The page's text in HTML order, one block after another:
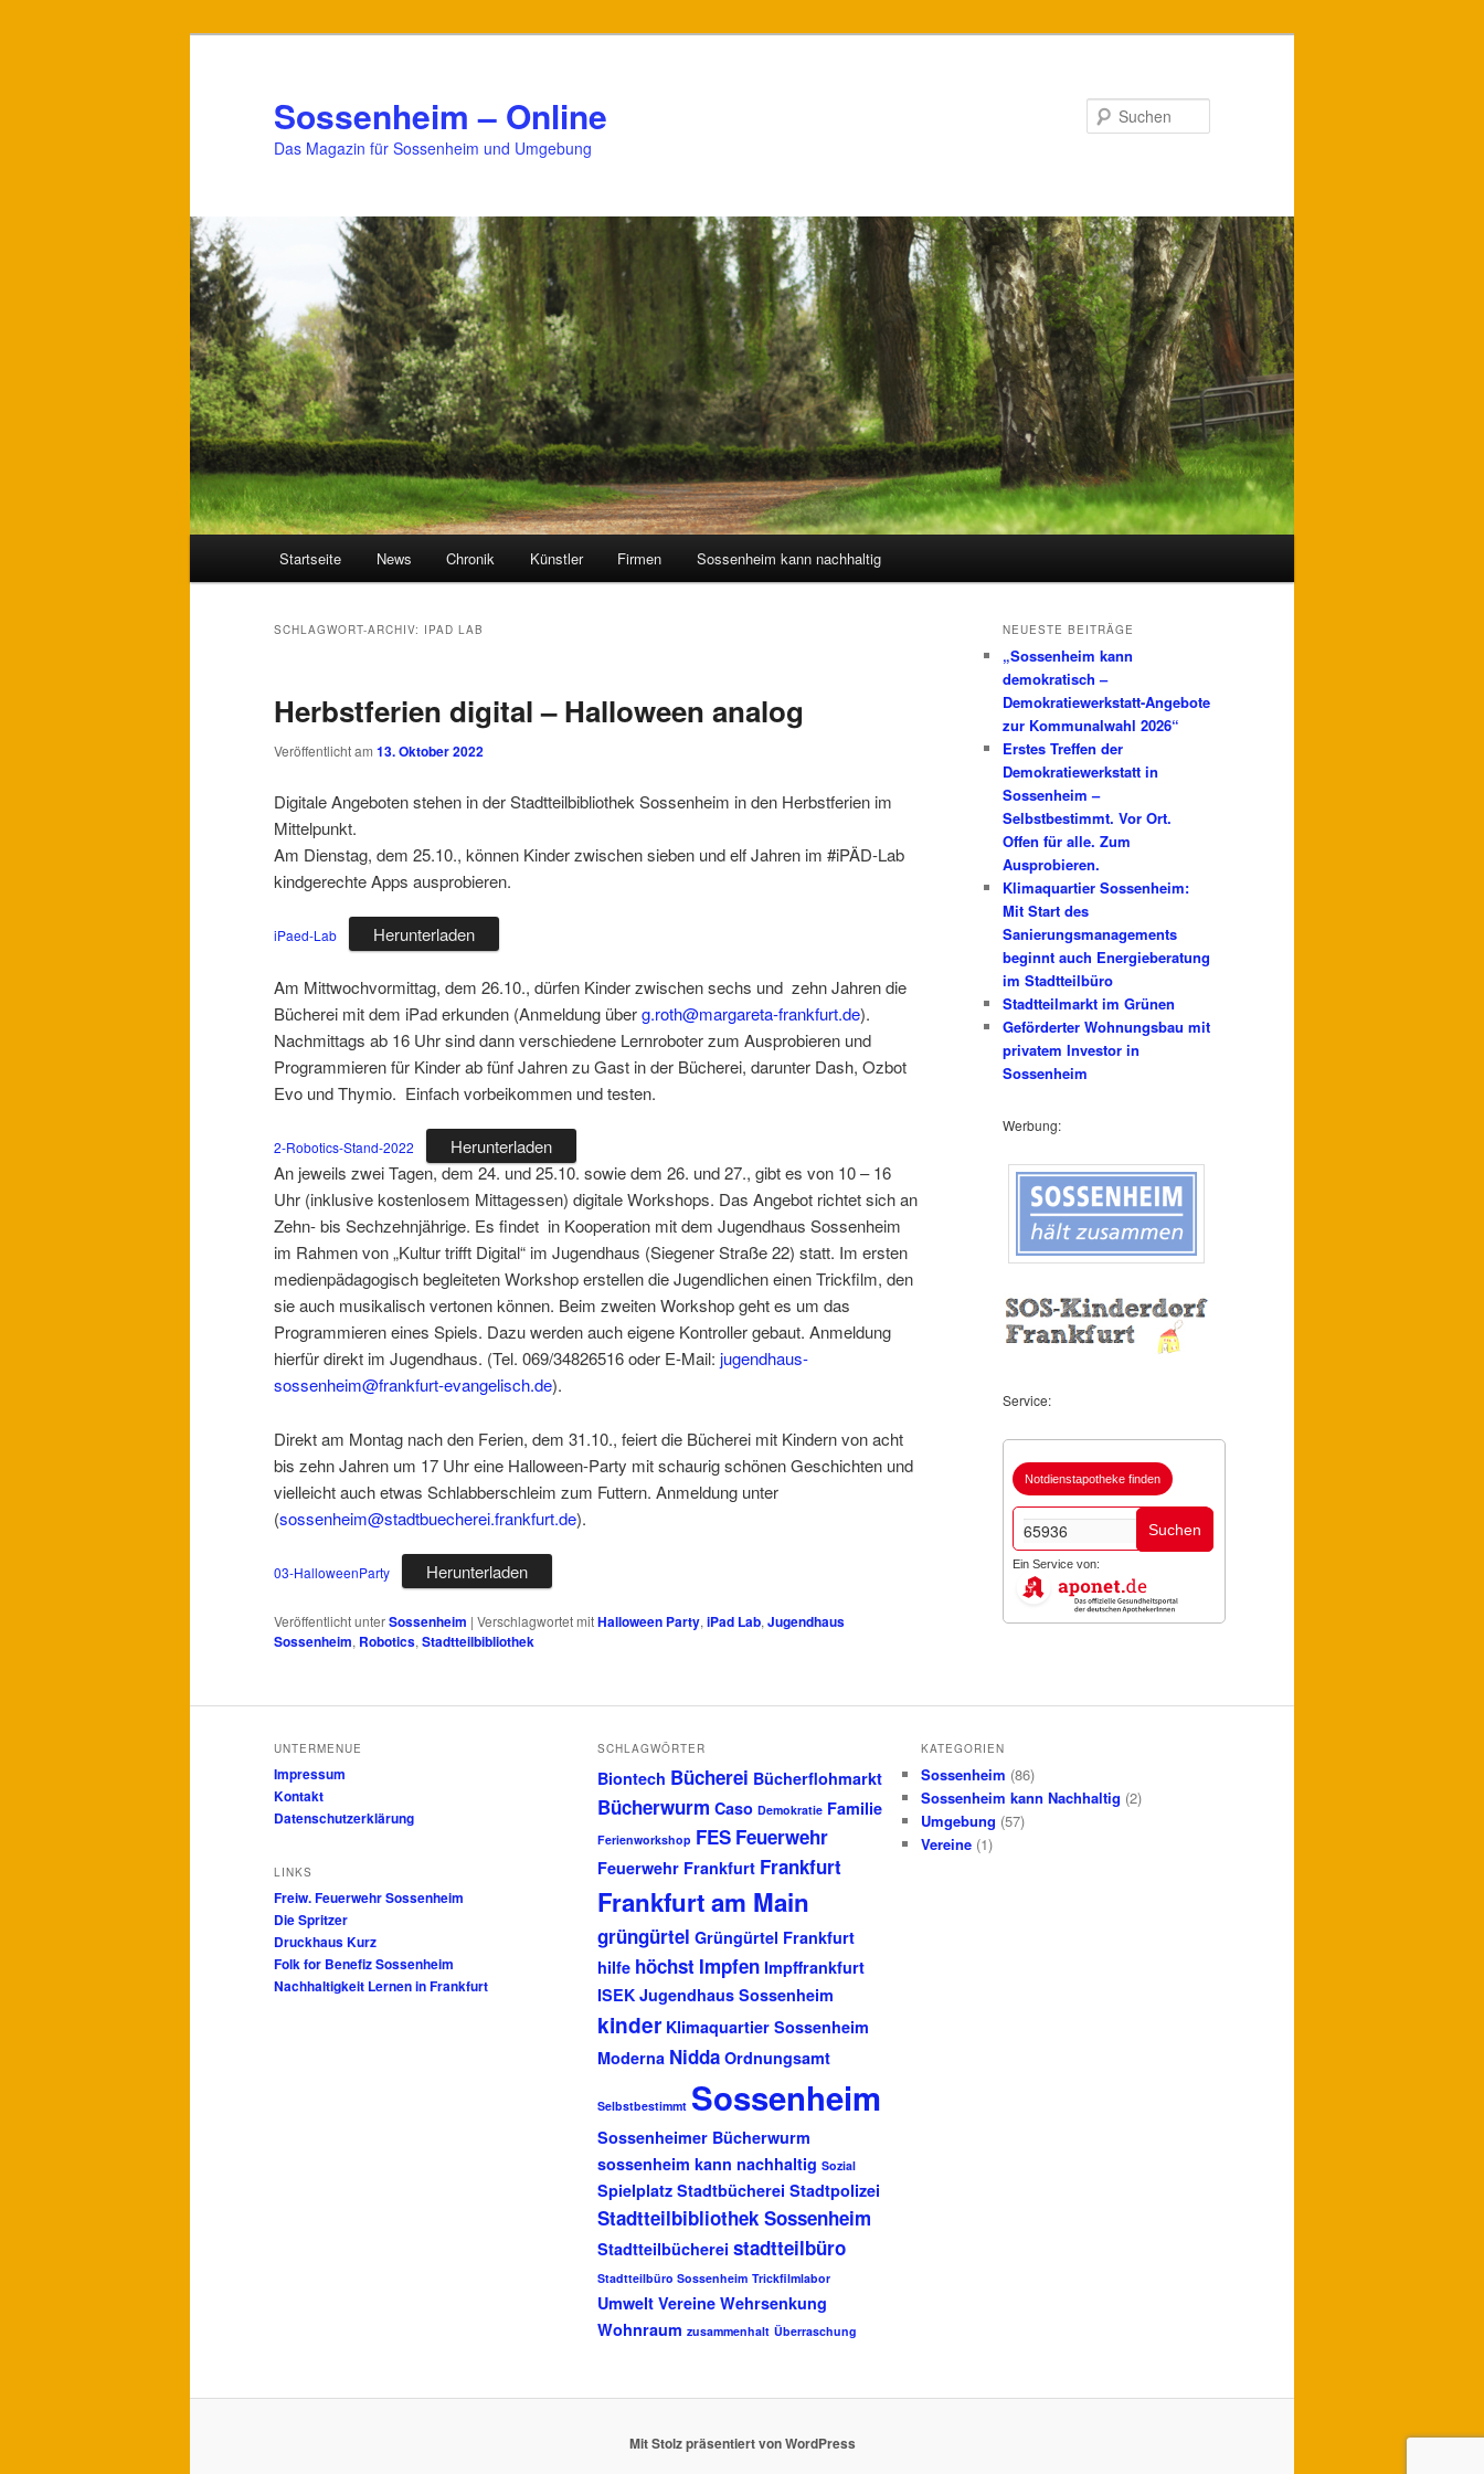
Sossenheim – Online
Das Magazin für Sossenheim und Umgebung
Startseite News Chronik Künstler Firmen Sossenheim kann nachhaltig
SCHLAGWORT-ARCHIV: IPAD LAB
Herbstferien digital – Halloween analog
Veröffentlicht am 13. Oktober 2022
Digitale Angeboten stehen in der Stadtteilbibliothek Sossenheim in den Herbstferien im
Mittelpunkt.
Am Dienstag, dem 25.10., können Kinder zwischen sieben und elf Jahren im #iPÄD-Lab
kindgerechte Apps ausprobieren.
iPaed-Lab Herunterladen
Am Mittwochvormittag, dem 26.10., dürfen Kinder zwischen sechs und zehn Jahren die
Bücherei mit dem iPad erkunden (Anmeldung überg.roth@margareta-frankfurt.de).
Nachmittags ab 16 Uhr sind dann verschiedene Lernroboter zum Ausprobieren und
Programmieren für Kinder ab fünf Jahren zu Gast in der Bücherei, darunter Dash, Ozbot
Evo und Thymio. Einfach vorbeikommen und testen.
2-Robotics-Stand-2022
Herunterladen
An jeweils zwei Tagen, dem 24. und 25.10. sowie dem 26. und 27., gibt es von 10 – 16
Uhr (inklusive kostenlosem Mittagessen) digitale Workshops. Das Angebot richtet sich an
Zehn- bis Sechzehnjährige. Es findet in Kooperation mit dem Jugendhaus Sossenheim
im Rahmen von „Kultur trifft Digital“ im Jugendhaus (Siegener Straße 22) statt. Im ersten
medienpädagogisch begleiteten Workshop erstellen die Jugendlichen einen Trickfilm, den
sie auch musikalisch vertonen können. Beim zweiten Workshop geht es um das
Programmieren eines Spiels. Dazu werden auch eigene Kontroller gebaut. Anmeldung
hierfür direkt im Jugendhaus. (Tel. 069/34826516 oder E-Mail: jugendhaus-
sossenheim@frankfurt-evangelisch.de).
Direkt am Montag nach den Ferien, dem 31.10., feiert die Bücherei mit Kindern von acht
bis zehn Jahren um 17 Uhr eine Halloween-Party mit schaurig schönen Geschichten und
vielleicht auch etwas Schlabberschleim zum Futtern. Anmeldung unter
(sossenheim@stadtbuecherei.frankfurt.de).
03-HalloweenParty Herunterladen
Veröffentlicht unterSossenheim | Verschlagwortet mitHalloween Party,iPad Lab,Jugendhaus
Sossenheim, Robotics,Stadtteilbibliothek
NEUESTE BEITRÄGE
„Sossenheim kann
demokratisch –
Demokratiewerkstatt-Angebote
zur Kommunalwahl 2026“
Erstes Treffen der
Demokratiewerkstatt in
Sossenheim –
Selbstbestimmt. Vor Ort.
Offen für alle. Zum
Ausprobieren.
Klimaquartier Sossenheim:
Mit Start des
Sanierungsmanagements
beginnt auch Energieberatung
im Stadtteilbüro
Stadtteilmarkt im Grünen
Geförderter Wohnungsbau mit
privatem Investor in
Sossenheim
Werbung:
Service:
Notdienstapotheke finden
Suchen
Ein Service von:
UNTERMENUE
Impressum
Kontakt
Datenschutzerklärung
LINKS
Freiw. Feuerwehr Sossenheim
Die Spritzer
Druckhaus Kurz
Folk for Benefiz Sossenheim
Nachhaltigkeit Lernen in Frankfurt
SCHLAGWÖRTER
Biontech Bücherei Bücherflohmarkt
Bücherwurm Caso Demokratie Familie
Ferienworkshop FES Feuerwehr
Feuerwehr Frankfurt Frankfurt
Frankfurt am Main
grüngürtel Grüngürtel Frankfurt
hilfe höchst Impfen Impffrankfurt
ISEK Jugendhaus Sossenheim
kinder Klimaquartier Sossenheim
Moderna Nidda Ordnungsamt
Selbstbestimmt Sossenheim
Sossenheimer Bücherwurm
sossenheim kann nachhaltig Sozial
Spielplatz Stadtbücherei Stadtpolizei
Stadtteilbibliothek Sossenheim
Stadtteilbücherei stadtteilbüro
Stadtteilbüro Sossenheim Trickfilmlabor
Umwelt Vereine Wehrsenkung
Wohnraum zusammenhalt Überraschung
KATEGORIEN
Sossenheim (86)
Sossenheim kann Nachhaltig (2)
Umgebung (57)
Vereine(1)
Mit Stolz präsentiert von WordPress